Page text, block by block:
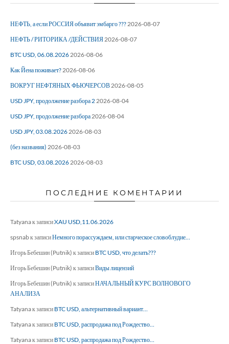
НЕФТЬ, а если РОССИЯ объявит эмбарго ??? 2026-08-07
НЕФТЬ / РИТОРИКА /ДЕЙСТВИЯ 2026-08-07
BTC USD, 06.08.2026 2026-08-06
Как Йена поживает? 2026-08-06
ВОКРУГ НЕФТЯНЫХ ФЬЮЧЕРСОВ 2026-08-05
USD JPY, продолжение разбора 2 2026-08-04
USD JPY, продолжение разбора 2026-08-04
USD JPY, 03.08.2026 2026-08-03
(без названия) 2026-08-03
BTC USD, 03.08.2026 2026-08-03
ПОСЛЕДНИЕ КОМЕНТАРИИ
Tatyanaк записиXAU USD,11.06.2026
spsnabк записиНемного порассуждаем, или старческое словоблудие…
Игорь Бебешин (Putnik) к записи BTC USD, что делать???
Игорь Бебешин (Putnik) к записиВиды лицензий
Игорь Бебешин (Putnik) к записиНАЧАЛЬНЫЙ КУРС ВОЛНОВОГО
АНАЛИЗА
Tatyanaк записи BTC USD, альтернативный вариант…
Tatyanaк записи BTC USD, распродажа под Рождество…
Tatyanaк записи BTC USD, распродажа под Рождество…